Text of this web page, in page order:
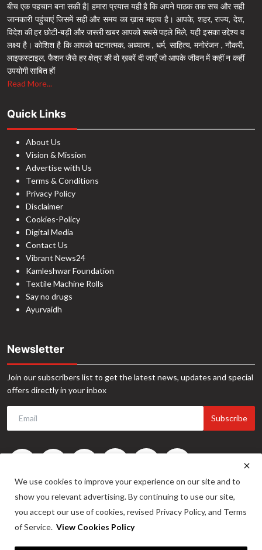
बीच एक पहचान बना सकी है| हमारा प्रयास यही है कि अपने पाठक तक सच और सही
जानकारी पहुंचाएं जिसमें सही और समय का ख़ास महत्व है। आपके, शहर, राज्य, देश,
विदेश की हर छोटी-बड़ी और जरूरी खबर आपको सबसे पहले मिले, यही इसका उद्देश्य व
लक्ष्य है। कोशिश है कि आपको घटनात्मक, अध्यात्म , धर्म, साहित्य, मनोरंजन , नौकरी,
लाइफस्टाइल, फैशन जैसे हर क्षेत्र की वो ख़बरें दी जाएँ जो आपके जीवन में कहीं न कहीं
उपयोगी साबित हों
Read More...
Quick Links
About Us
Vision & Mission
Advertise with Us
Terms & Conditions
Privacy Policy
Disclaimer
Cookies-Policy
Digital Media
Contact Us
Vibrant News24
Kamleshwar Foundation
Textile Machine Rolls
Say no drugs
Ayurvaidh
Newsletter
Join our subscribers list to get the latest news, updates and special
offers directly in your inbox
Subscribe
We use cookies to improve your experience on our site and to
show you relevant advertising. By continuing to use our site,
you accept our use of cookies, revised Privacy Policy, and Terms
of Service. View Cookies Policy